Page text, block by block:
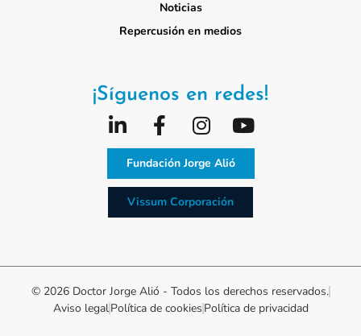
Noticias
Repercusión en medios
¡Síguenos en redes!
Fundación Jorge Alió
Vissum Corporación
© 2026 Doctor Jorge Alió - Todos los derechos reservados.
Aviso legalPolítica de cookies Política de privacidad